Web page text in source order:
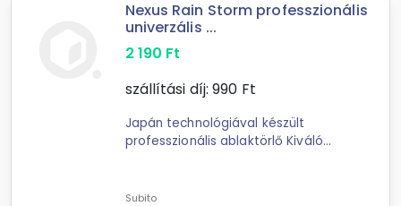
Nexus Rain Storm professzionális
univerzális ...
2 190 Ft
szállítási díj: 990 Ft
Japán technológiával készült
professzionális ablaktörlő Kiváló
felület, mosási ...
Subito